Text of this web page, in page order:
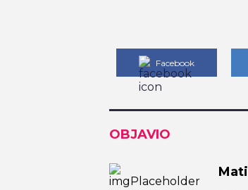
Facebook
OBJAVIO